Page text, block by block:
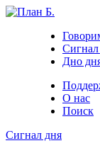
Дно
О нас
Поиск
Сигнал дня